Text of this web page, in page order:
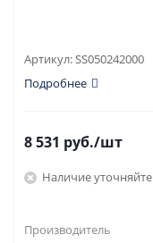
Артикул:SS050242000
Подробнее
8 531 руб./шт
Наличие уточняйте
Производитель